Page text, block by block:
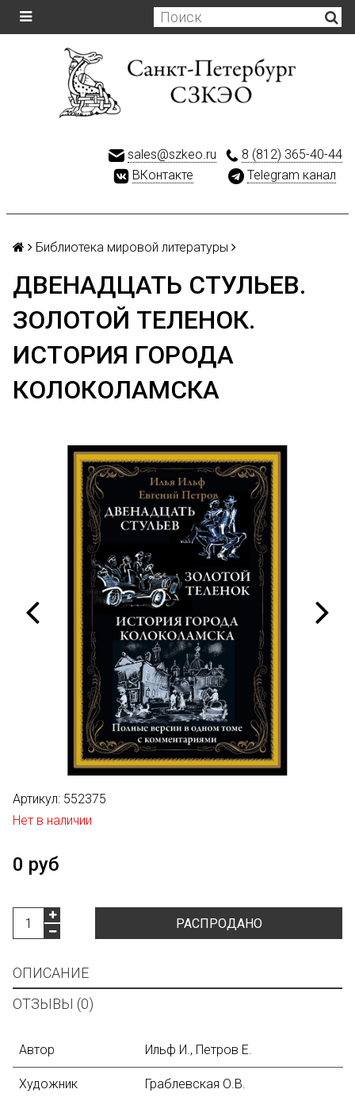
sales@szkeo.ru
8 (812) 365-40-44
ВКонтакте
Telegram канал
Библиотека мировой литературы
ДВЕНАДЦАТЬ СТУЛЬЕВ.
ЗОЛОТОЙ ТЕЛЕНОК.
ИСТОРИЯ ГОРОДА
КОЛОКОЛАМСКА
Артикул: 552375
Нет в наличии
0 руб
РАСПРОДАНО
ОПИСАНИЕ
ОТЗЫВЫ (0)
Автор Ильф И., Петров Е.
Художник Граблевская О.В.